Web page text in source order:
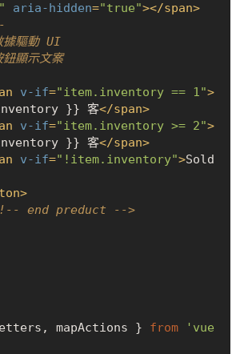
aria-hidden="true"></span>
v-if="item.inventory == 1">
}} 客</span>
v-if="item.inventory >= 2">
}} 客</span>
v-if="!item.inventory">Sold
>
end preduct -->
mapActions } from
'vue